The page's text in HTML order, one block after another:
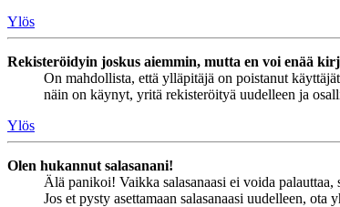
Ylös
Rekisteröidyin joskus aiemmin, mutta en voi enää
On mahdollista, että ylläpitäjä on poistanut
näin on käynyt, yritä rekisteröityä uudelleen ja
Ylös
Olen hukannut salasanani!
Älä panikoi! Vaikka salasanaasi ei voida
Jos et pysty asettamaan salasanaasi uudelleen,